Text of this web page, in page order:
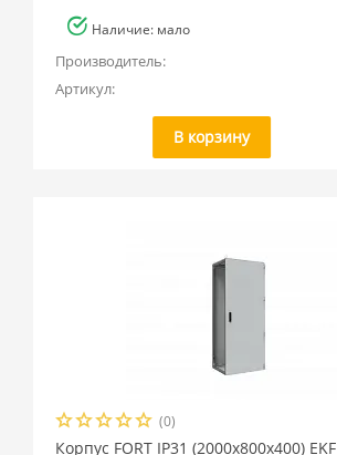
Наличие: мало
Производитель:
Артикул:
В корзину
(0)
Корпус FORT IP31 (2000x800x400) EKF